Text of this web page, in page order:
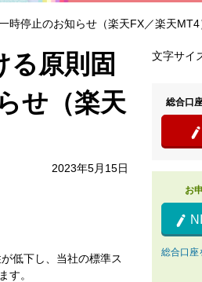
時停止のお知らせ（楽天FX／楽天MT4
る原則固
せ（楽天
2023年5月15日
低下し、当社の標準ス
す。
文字サイ
総合口

お

総合口座